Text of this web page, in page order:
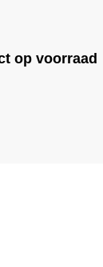
op voorraad